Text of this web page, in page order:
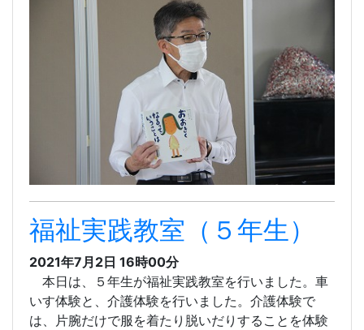
福祉実践教室（５年生）
2021年7月2日 16時00分
本日は、５年生が福祉実践教室を行いました。車
いす体験と、介護体験を行いました。介護体験で
は、片腕だけで服を着たり脱いだりすることを体験